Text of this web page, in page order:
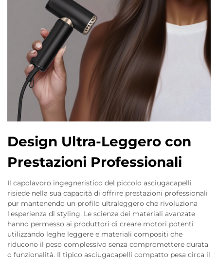
Design Ultra-Leggero con
Prestazioni Professionali
Il capolavoro ingegneristico del piccolo asciugacapelli
risiede nella sua capacità di offrire prestazioni professionali
pur mantenendo un profilo ultraleggero che rivoluziona
l'esperienza di styling. Le scienze dei materiali avanzate
hanno permesso ai produttori di creare motori potenti
utilizzando leghe leggere e materiali compositi che
riducono il peso complessivo senza compromettere durata
o funzionalità. Il tipico asciugacapelli compatto pesa circa il